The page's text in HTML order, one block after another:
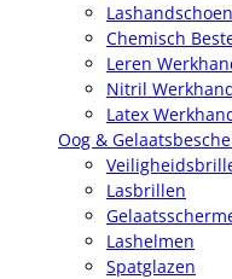
Chemisch
Leren
Nitril
Latex
Oog &
Lasbrillen
Lashelmen
Spatglazen